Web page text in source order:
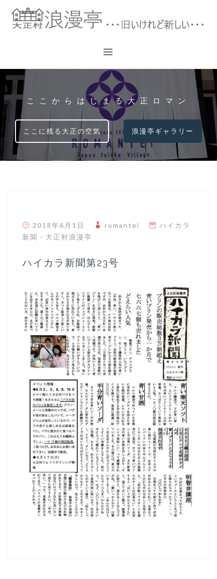
ス
キ
プ
ここからはじまる大正ロマン
ここに残る大正の空気 浪漫亭ギャラリー
2018年6月1日 romantei
ハイカラ
新聞 ・ 大正村浪漫亭
ハイカラ新聞第23号